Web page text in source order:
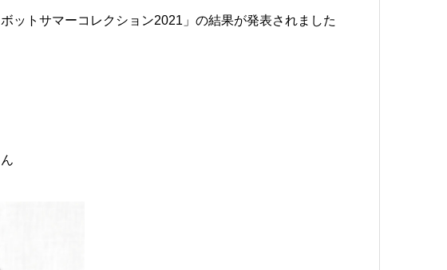
ットサマーコレクション2021」の結果が発表されました